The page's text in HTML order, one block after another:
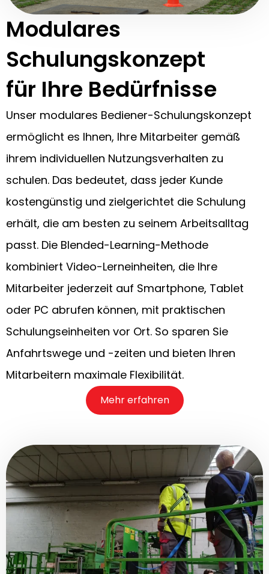
Modulares
Schulungskonzept
für Ihre Bedürfnisse
Unser modulares Bediener-Schulungskonzept
ermöglicht es Ihnen, Ihre Mitarbeiter gemäß
ihrem individuellen Nutzungsverhalten zu
schulen. Das bedeutet, dass jeder Kunde
kostengünstig und zielgerichtet die Schulung
erhält, die am besten zu seinem Arbeitsalltag
passt. Die Blended-Learning-Methode
kombiniert Video-Lerneinheiten, die Ihre
Mitarbeiter jederzeit auf Smartphone, Tablet
oder PC abrufen können, mit praktischen
Schulungseinheiten vor Ort. So sparen Sie
Anfahrtswege und -zeiten und bieten Ihren
Mitarbeitern maximale Flexibilität.
Mehr erfahren